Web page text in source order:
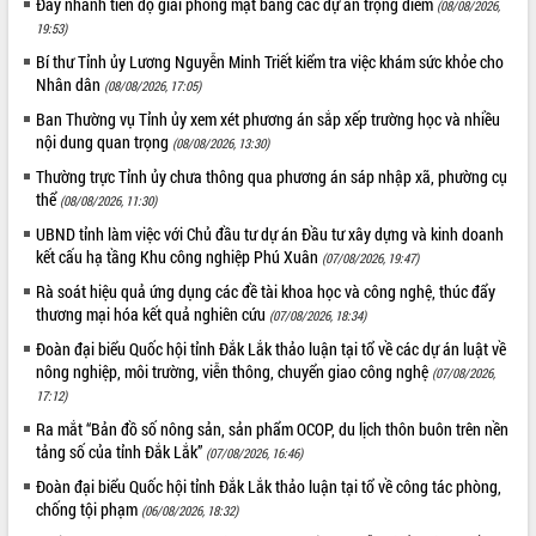
HĐND tỉnh thông qua điều chỉnh Quy
hoạch tỉnh thời kỳ 2021-2030
Hội thảo góp ý hồ sơ điều chỉnh quy
hoạch tỉnh Đắk Lắk thời kỳ 2021-2030,
tầm nhìn đến năm 2050
Nâng cao hiệu quả hoạt động của các
doanh nghiệp nhà nước
Hội nghị triển khai kết nối mạng
quan Đảng, Nhà nước
Lễ phát động chuỗi hoạt động chung
tay làm sạch môi trường
Xã Ea Kar bước chuyển mình trong
công tác cải cách hành chính mô hình
mới
UBND tỉnh họp báo định kỳ tháng 4
năm 2026
Hội thảo khoa học “Giải pháp thúc đẩy
phát triển nền kinh tế xanh tại tỉnh
Đắk Lắk”
(08/08/2026,
19:53)
Bí thư Tỉnh ủy Lương Nguyễn Minh Triết kiểm tra việc khám sức khỏe cho
Nhân dân (08/08/2026, 17:05)
Ban Thường vụ Tỉnh ủy xem xét phương án sắp xếp trường học và nhiều
nội dung quan trọng (08/08/2026, 13:30)
Thường trực Tỉnh ủy chưa thông qua phương án sáp nhập xã, phường cụ
thể (08/08/2026, 11:30)
UBND tỉnh làm việc với Chủ đầu tư dự án Đầu tư xây dựng và kinh doanh
kết cấu hạ tầng Khu công nghiệp Phú Xuân (07/08/2026, 19:47)
Rà soát hiệu quả ứng dụng các đề tài khoa học và công nghệ, thúc đẩy
thương mại hóa kết quả nghiên cứu (07/08/2026, 18:34)
Đoàn đại biểu Quốc hội tỉnh Đắk Lắk thảo luận tại tổ về các dự án luật về
nông nghiệp, môi trường, viễn thông, chuyển giao công nghệ (07/08/2026,
17:12)
Ra mắt “Bản đồ số nông sản, sản phẩm OCOP, du lịch thôn buôn trên nền
tảng số của tỉnh Đắk Lắk” (07/08/2026, 16:46)
Đoàn đại biểu Quốc hội tỉnh Đắk Lắk thảo luận tại tổ về công tác phòng,
chống tội phạm (06/08/2026, 18:32)